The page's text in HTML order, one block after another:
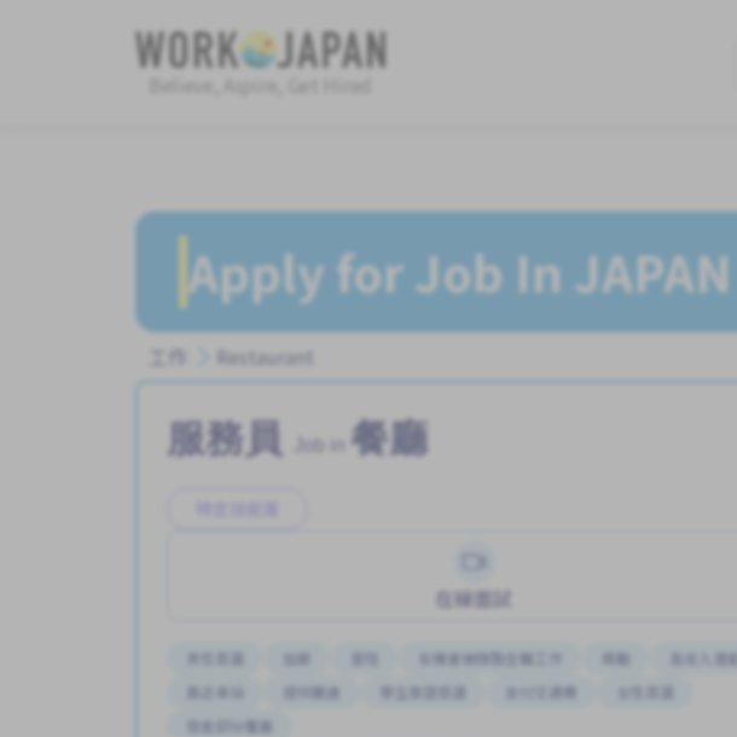
Believe, Aspire, Get Hired
Apply for Job In JAPAN
工作 Restaurant
服務員 餐廳
在線面試
男性首選 加薪 晉陞 有機會被錄取全職工作 獎勵
高收入潛能
靠近車站
提供膳食 學生簽證首選 支付交通費
女性首選
宿舍部分覆蓋